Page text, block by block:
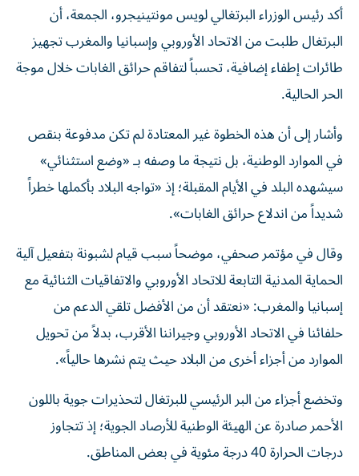
أكد رئيس الوزراء البرتغالي لويس مونتينيجرو، الجمعة، أن
البرتغال طلبت من الاتحاد الأوروبي وإسبانيا والمغرب تجهيز
طائرات إطفاء إضافية، تحسباً لتفاقم حرائق الغابات خلال موجة
الحر الحالية.
وأشار إلى أن هذه الخطوة غير المعتادة لم تكن مدفوعة بنقص
في الموارد الوطنية، بل نتيجة ما وصفه بـ «وضع استثنائي»
سيشهده البلد في الأيام المقبلة؛ إذ «تواجه البلاد بأكملها خطراً
شديداً من اندلاع حرائق الغابات».
وقال في مؤتمر صحفي، موضحاً سبب قيام لشبونة بتفعيل آلية
الحماية المدنية التابعة للاتحاد الأوروبي والاتفاقيات الثنائية مع
إسبانيا والمغرب: «نعتقد أن من الأفضل تلقي الدعم من
حلفائنا في الاتحاد الأوروبي وجيراننا الأقرب، بدلاً من تحويل
الموارد من أجزاء أخرى من البلاد حيث يتم نشرها حالياً».
وتخضع أجزاء من البر الرئيسي للبرتغال لتحذيرات جوية باللون
الأحمر صادرة عن الهيئة الوطنية للأرصاد الجوية؛ إذ تتجاوز
درجات الحرارة 40 درجة مئوية في بعض المناطق.